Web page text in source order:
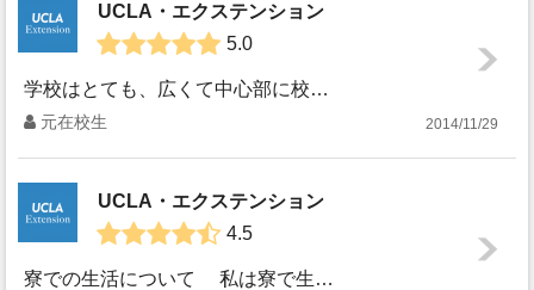
UCLA・エクステンション
5.0
学校はとても、広くて中心部に校舎がありそのまわりには芝生が広がっています。有名なUCLA の建物のあるところには噴水もあります。寮からその、噴水のあるメイ...
元在校生 2014/11/29
UCLA・エクステンション
4.5
寮での生活について 私は寮で生活しました。三人部屋でした。日本人わたし含め二人と台湾人の女の子でした。ほんとに寮は大きくてきれいなマンションのようでした...